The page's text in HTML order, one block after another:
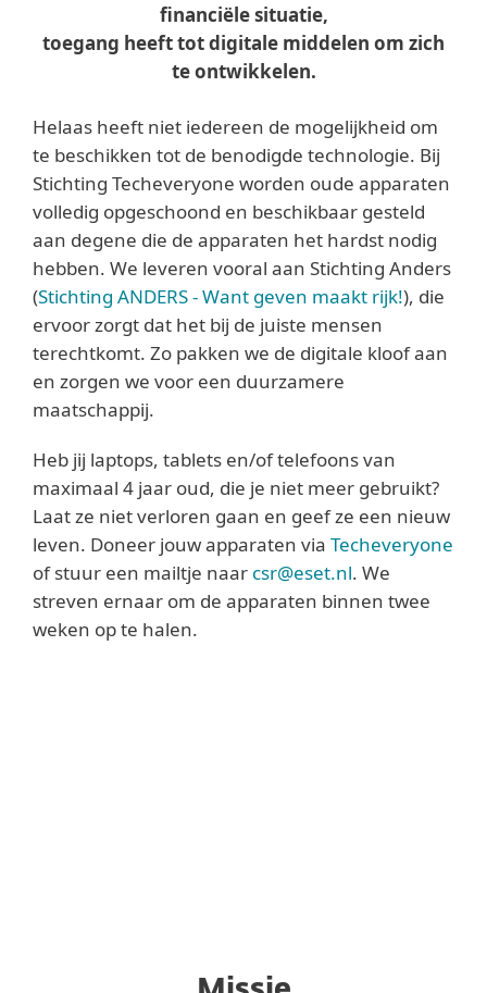
financiële situatie,
toegang heeft tot digitale middelen om zich
te ontwikkelen.
Helaas heeft niet iedereen de mogelijkheid om
te beschikken tot de benodigde technologie. Bij
Stichting Techeveryone worden oude apparaten
volledig opgeschoond en beschikbaar gesteld
aan degene die de apparaten het hardst nodig
hebben. We leveren vooral aan Stichting Anders
(Stichting ANDERS - Want geven maakt rijk!), die
ervoor zorgt dat het bij de juiste mensen
terechtkomt. Zo pakken we de digitale kloof aan
en zorgen we voor een duurzamere
maatschappij.
Heb jij laptops, tablets en/of telefoons van
maximaal 4 jaar oud, die je niet meer gebruikt?
Laat ze niet verloren gaan en geef ze een nieuw
leven. Doneer jouw apparaten via Techeveryone
of stuur een mailtje naar csr@eset.nl. We
streven ernaar om de apparaten binnen twee
weken op te halen.